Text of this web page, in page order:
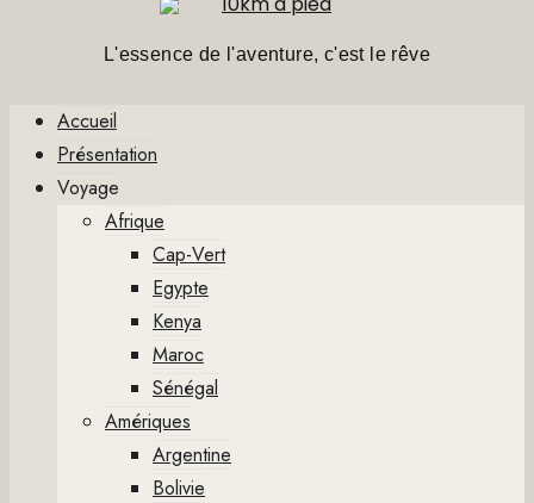
L'essence de l'aventure, c'est le rêve
Accueil
Présentation
Voyage
Afrique
Cap-Vert
Egypte
Kenya
Maroc
Sénégal
Amériques
Argentine
Bolivie